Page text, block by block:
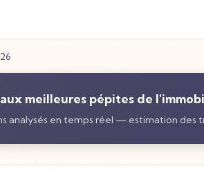
meilleures pépites de
analysés en temps réel — estimation des